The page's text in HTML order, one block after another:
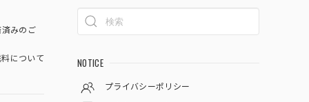
みのご
について NOTICE
プライバシーポリシー